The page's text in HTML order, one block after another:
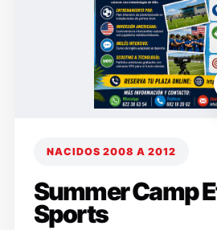
NACIDOS 2008 A 2012
Summer Camp
Sports